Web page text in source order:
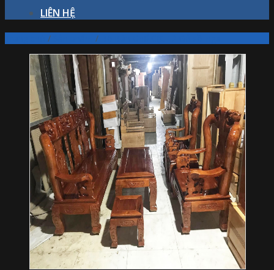
LIÊN HỆ
/ /